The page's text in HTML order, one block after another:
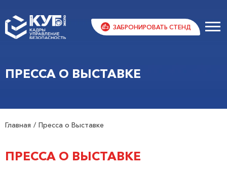
ЗАБРОНИРОВАТЬ СТЕНД
ПРЕССА О ВЫСТАВКЕ
Главная Пресса о Выставке
ПРЕССА О ВЫСТАВКЕ